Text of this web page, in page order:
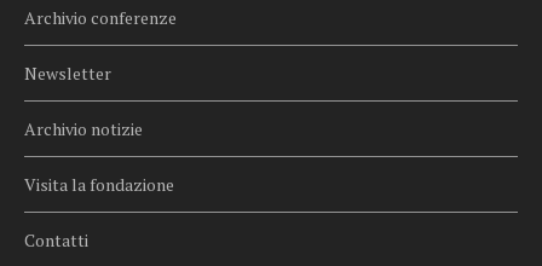
Archivio conferenze
Newsletter
Archivio notizie
Visita la fondazione
Contatti